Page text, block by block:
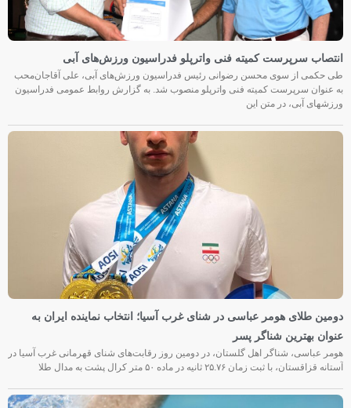
انتصاب سرپرست کمیته فنی واترپلو فدراسیون ورزش‌های آبی
طی حکمی از سوی محسن رضوانی رئیس فدراسیون ورزش‌های آبی، علی آقاجان‌محب
به عنوان سرپرست کمیته فنی واترپلو منصوب شد. به گزارش روابط عمومی فدراسیون
ورزشهای آبی، در متن این
دومین طلای هومر عباسی در شنای غرب آسیا؛ انتخاب نماینده ایران به
عنوان بهترین شناگر پسر
هومر عباسی، شناگر اهل گلستان، در دومین روز رقابت‌های شنای قهرمانی غرب آسیا در
آستانه قزاقستان، با ثبت زمان ۲۵.۷۶ ثانیه در ماده ۵۰ متر کرال پشت به مدال طلا